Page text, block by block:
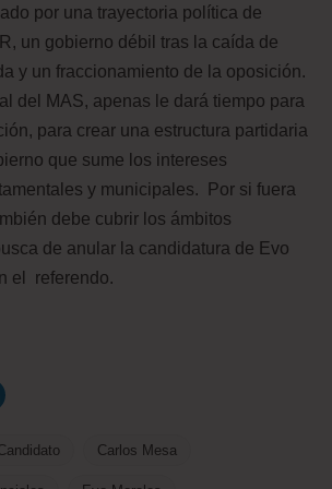
por una trayectoria política de
un gobierno débil tras la caída de
y un fraccionamiento de la oposición.
del MAS, apenas le dará tiempo para
para crear una estructura partidaria
que sume los intereses
y municipales. Por si fuera
debe cubrir los ámbitos
de anular la candidatura de Evo
el referendo.
Carlos Mesa